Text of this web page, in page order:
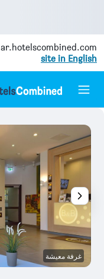
ar.hotelscombined.com
site in English
غرفة معيشة